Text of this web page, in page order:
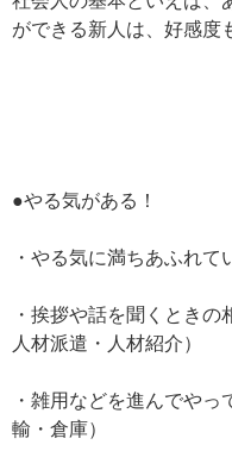
ができる新人は、好感度
●やる気がある！
・やる気に満ちあふれて
・挨拶や話を聞くとき
人材派遣・人材紹介）
・雑用などを進んでや
輸・倉庫）